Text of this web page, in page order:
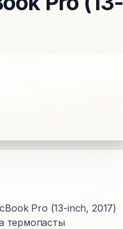
Pro (13-inch, 2017)
термопасты